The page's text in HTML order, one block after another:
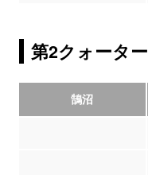
第2クォーター
鵠沼